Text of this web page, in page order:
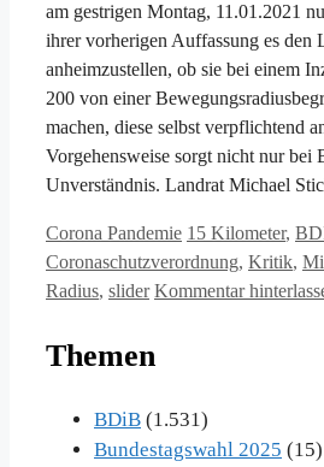
am gestrigen Montag, 11.01.2021
ihrer vorherigen Auffassung es den
anheimzustellen, ob sie bei einem
200 von einer
machen, diese selbst verpflichtend
Vorgehensweise sorgt nicht nur bei
Unverständnis. Landrat Michael
Kategorien
Corona Pandemie Schlagwörter
15 Kilometer,
Coronaschutzverordnung, Kritik,
Radius, slider Kommentar
Themen
BDiB (1.531)
Bundestagswahl 2025 (15)